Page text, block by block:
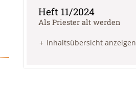
Heft 11/2024
:
Als Priester alt werden
Inhaltsübersicht anzeigen